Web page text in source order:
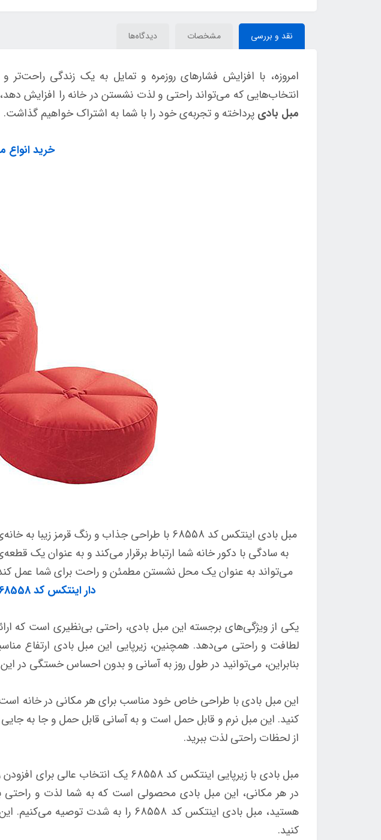
نقد و بررسی مشخصات دیدگاه‌ها
امروزه، با افزایش فشارهای روزمره و تمایل به یک زندگی
انتخاب‌هایی که می‌تواند راحتی و لذت نشستن در خانه را افزایش دهد،
مبل بادی پرداخته و تجربه‌ی خود را با شما به اشتراک خواهیم گذاشت.
خرید
مبل بادی اینتکس کد 68558 با طراحی جذاب و
به سادگی با دکور خانه شما ارتباط برقرار می‌کند و به عنوان یک
می‌تواند به عنوان یک محل نشستن مطمئن و راحت برای شما عمل
دار اینتکس کد 68558 رنگ زرد
یکی از ویژگی‌های برجسته این مبل بادی، راحتی بی‌نظیری است که
لطافت و راحتی می‌دهد. همچنین، زیرپایی این مبل بادی ارتفاع
بنابراین، می‌توانید در طول روز به آسانی و بدون احساس خستگی در
این مبل بادی با طراحی خاص خود مناسب برای هر مکانی در خانه
کنید. این مبل نرم و قابل حمل است و به آسانی قابل حمل و جا به
از لحظات راحتی لذت ببرید.
مبل بادی با زیرپایی اینتکس کد 68558
در هر مکانی، این مبل بادی محصولی است که به شما لذت و راحتی
هستید، مبل بادی اینتکس کد 68558
کنید.